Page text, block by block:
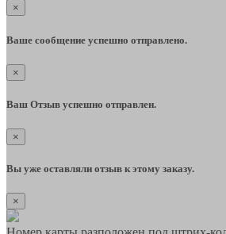
×
Ваше сообщение успешно отправлено.
×
Ваш Отзыв успешно отправлен.
×
Вы уже оставляли отзыв к этому заказу.
×